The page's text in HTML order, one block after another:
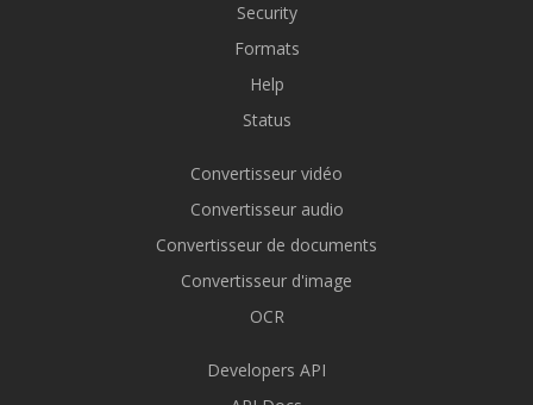
Security
Formats
Help
Status
Convertisseur vidéo
Convertisseur audio
Convertisseur de documents
Convertisseur d'image
OCR
Developers API